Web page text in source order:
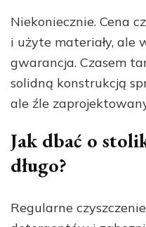
Niekoniecznie. Cena
i użyte materiały, ale
gwarancja. Czasem
solidną konstrukcją
ale źle
Jak dbać o
długo?
Regularne